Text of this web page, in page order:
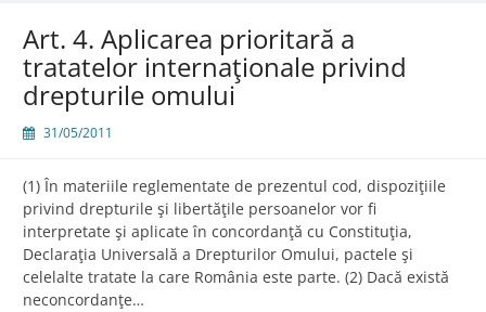
Art. 4. Aplicarea prioritară a
tratatelor internaţionale privind
drepturile omului
31/05/2011
(1) În materiile reglementate de prezentul cod, dispoziţiile
privind drepturile şi libertăţile persoanelor vor fi
interpretate şi aplicate în concordanţă cu Constituţia,
Declaraţia Universală a Drepturilor Omului, pactele şi
celelalte tratate la care România este parte. (2) Dacă există
neconcordanţe…